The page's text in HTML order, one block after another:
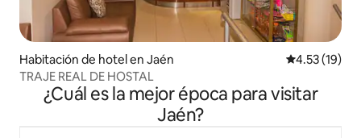
Habitación de hotel en Jaén Calificación
4.53 (19)
TRAJE REAL DE HOSTAL
¿Cuál es la mejor época para visitar
Jaén?